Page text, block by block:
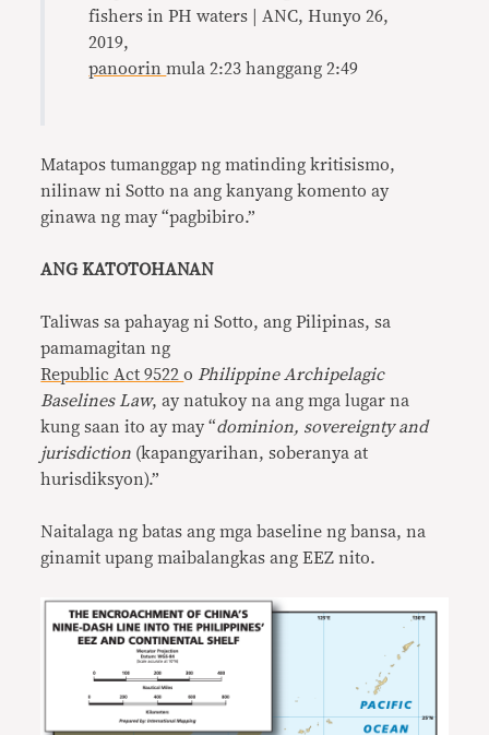
fishers in PH waters | ANC, Hunyo 26,
2019,
panoorinmula 2:23 hanggang 2:49
Matapos tumanggap ng matinding kritisismo,
nilinaw ni Sotto na ang kanyang komento ay
ginawa ng may “pagbibiro.”
ANG KATOTOHANAN
Taliwas sa pahayag ni Sotto, ang Pilipinas, sa
pamamagitan ng
Republic Act 9522o Philippine Archipelagic
Baselines Law, ay natukoy na ang mga lugar na
kung saan ito ay may “dominion, sovereignty and
jurisdiction (kapangyarihan, soberanya at
hurisdiksyon).”
Naitalaga ng batas ang mga baseline ng bansa, na
ginamit upang maibalangkas ang EEZ nito.